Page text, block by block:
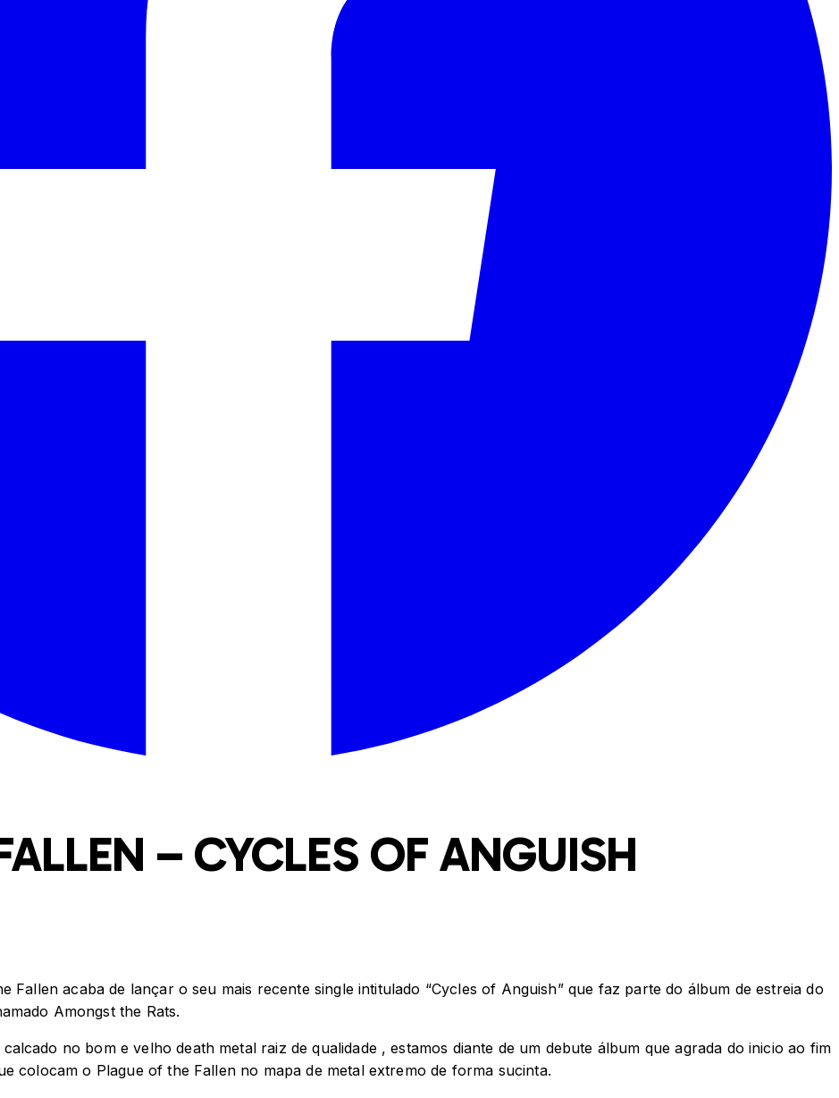
– CYCLES OF ANGUISH
Fallen acaba de lançar o seu mais recente single intitulado “Cycles of Anguish” que faz parte do álbum de estreia do
Amongst the Rats.
no bom e velho death metal raiz de qualidade , estamos diante de um debute álbum que agrada do inicio ao fim
colocam o Plague of the Fallen no mapa de metal extremo de forma sucinta.